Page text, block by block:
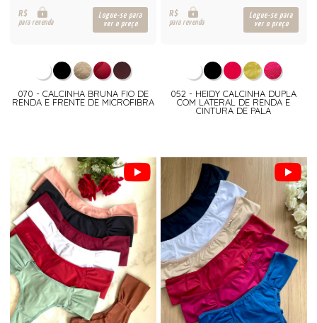
R$
para revenda
Logue-se para
ver o preço
070 - CALCINHA BRUNA FIO DE
RENDA E FRENTE DE MICROFIBRA
R$
para revenda
Logue-se para
ver o preço
052 - HEIDY CALCINHA DUPLA
COM LATERAL DE RENDA E
CINTURA DE PALA